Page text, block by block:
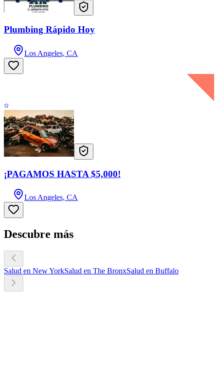
Plumbing Rápido Hoy
Los Angeles, CA
¡PAGAMOS HASTA $5,000!
Los Angeles, CA
Descubre más
Salud en New YorkSalud en The BronxSalud en Buffalo